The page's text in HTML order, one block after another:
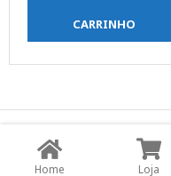
CARRINHO
© Copyright JPrime
Reservados -
Home Loja